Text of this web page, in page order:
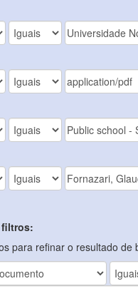
para refinar o resultado de